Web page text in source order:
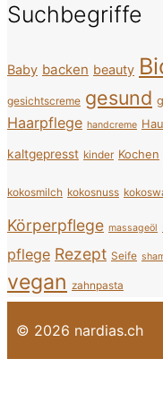
Suchbegriffe
Baby backen beauty
gesichtscreme gesund
Haarpflege handcreme
kaltgepresst kinder Kochen
kokosmilch kokosnuss
Körperpflege massageöl
pflege Rezept Seife
vegan zahnpasta
© 2026 nardias.ch